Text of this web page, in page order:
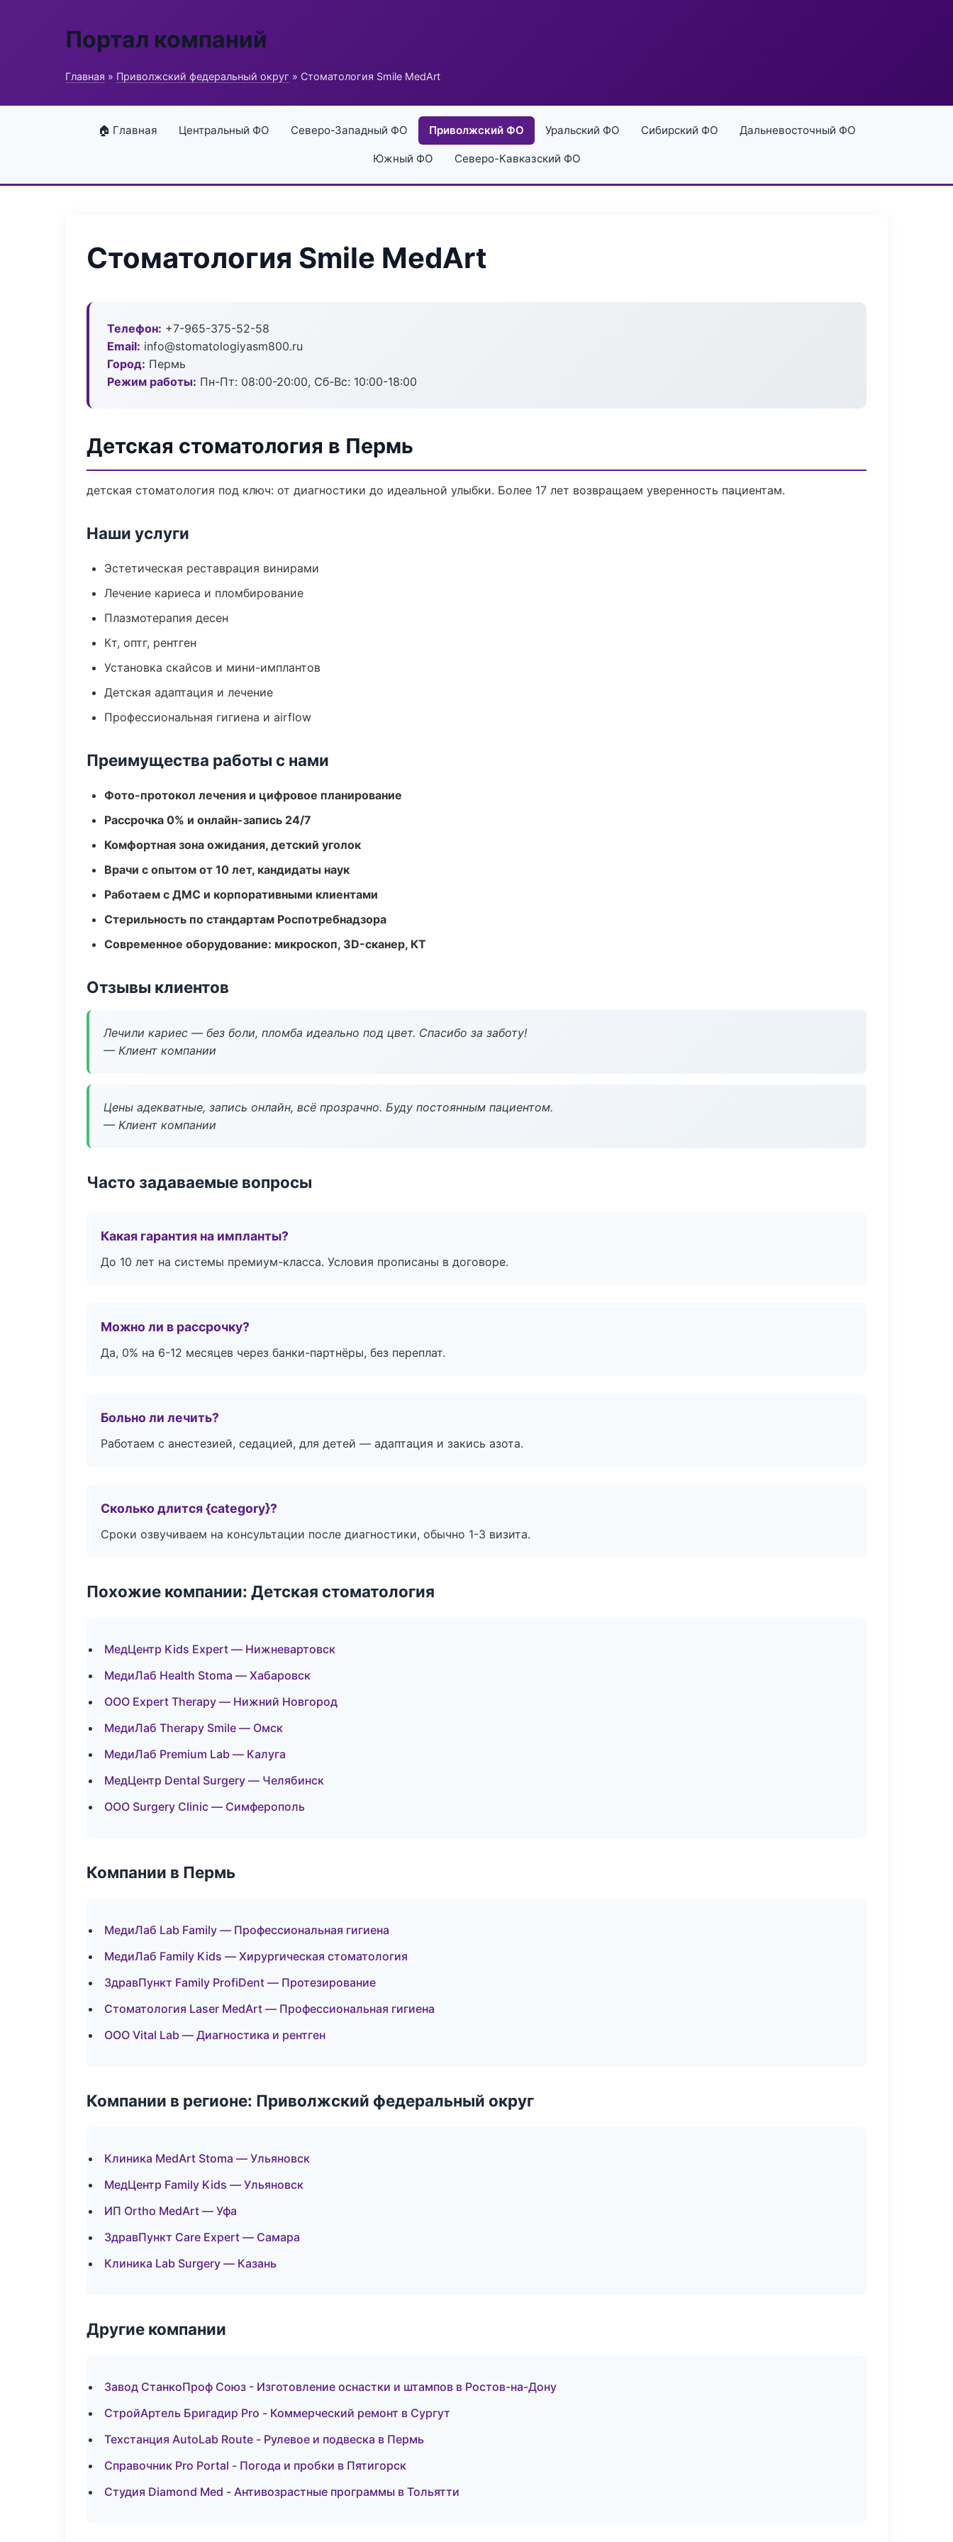
Портал компаний
Главная » Приволжский федеральный округ » Стоматология Smile MedArt
🏠 Главная Центральный ФО Северо-Западный ФО Приволжский ФО Уральский ФО Сибирский ФО Дальневосточный ФО
Южный ФО Северо-Кавказский ФО
Стоматология Smile MedArt
Телефон: +7-965-375-52-58
Email: info@stomatologiyasm800.ru
Город: Пермь
Режим работы: Пн-Пт: 08:00-20:00, Сб-Вс: 10:00-18:00
Детская стоматология в Пермь
детская стоматология под ключ: от диагностики до идеальной улыбки. Более 17 лет возвращаем уверенность пациентам.
Наши услуги
Эстетическая реставрация винирами
Лечение кариеса и пломбирование
Плазмотерапия десен
Кт, оптг, рентген
Установка скайсов и мини-имплантов
Детская адаптация и лечение
Профессиональная гигиена и airflow
Преимущества работы с нами
Фото-протокол лечения и цифровое планирование
Рассрочка 0% и онлайн-запись 24/7
Комфортная зона ожидания, детский уголок
Врачи с опытом от 10 лет, кандидаты наук
Работаем с ДМС и корпоративными клиентами
Стерильность по стандартам Роспотребнадзора
Современное оборудование: микроскоп, 3D-сканер, КТ
Отзывы клиентов
Лечили кариес — без боли, пломба идеально под цвет. Спасибо за заботу!
— Клиент компании
Цены адекватные, запись онлайн, всё прозрачно. Буду постоянным пациентом.
— Клиент компании
Часто задаваемые вопросы
Какая гарантия на импланты?
До 10 лет на системы премиум-класса. Условия прописаны в договоре.
Можно ли в рассрочку?
Да, 0% на 6-12 месяцев через банки-партнёры, без переплат.
Больно ли лечить?
Работаем с анестезией, седацией, для детей — адаптация и закись азота.
Сколько длится {category}?
Сроки озвучиваем на консультации после диагностики, обычно 1-3 визита.
Похожие компании: Детская стоматология
МедЦентр Kids Expert — Нижневартовск
МедиЛаб Health Stoma — Хабаровск
ООО Expert Therapy — Нижний Новгород
МедиЛаб Therapy Smile — Омск
МедиЛаб Premium Lab — Калуга
МедЦентр Dental Surgery — Челябинск
ООО Surgery Clinic — Симферополь
Компании в Пермь
МедиЛаб Lab Family — Профессиональная гигиена
МедиЛаб Family Kids — Хирургическая стоматология
ЗдравПункт Family ProfiDent — Протезирование
Стоматология Laser MedArt — Профессиональная гигиена
ООО Vital Lab — Диагностика и рентген
Компании в регионе: Приволжский федеральный округ
Клиника MedArt Stoma — Ульяновск
МедЦентр Family Kids — Ульяновск
ИП Ortho MedArt — Уфа
ЗдравПункт Care Expert — Самара
Клиника Lab Surgery — Казань
Другие компании
Завод СтанкоПроф Союз - Изготовление оснастки и штампов в Ростов-на-Дону
СтройАртель Бригадир Pro - Коммерческий ремонт в Сургут
Техстанция AutoLab Route - Рулевое и подвеска в Пермь
Справочник Pro Portal - Погода и пробки в Пятигорск
Студия Diamond Med - Антивозрастные программы в Тольятти